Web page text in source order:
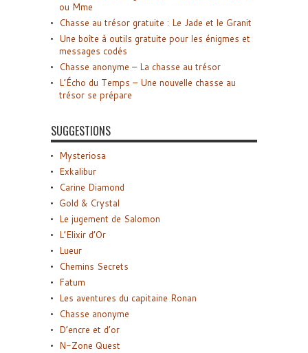
ou Mme
Chasse au trésor gratuite : Le Jade et le Granit
Une boîte à outils gratuite pour les énigmes et
messages codés
Chasse anonyme – La chasse au trésor
L’Écho du Temps – Une nouvelle chasse au
trésor se prépare
SUGGESTIONS
Mysteriosa
Exkalibur
Carine Diamond
Gold & Crystal
Le jugement de Salomon
L’Elixir d’Or
Lueur
Chemins Secrets
Fatum
Les aventures du capitaine Ronan
Chasse anonyme
D’encre et d’or
N-Zone Quest